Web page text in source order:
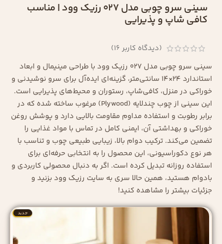
سینی سرو چوبی مدل 027 رزیک وود | مناسب
کافی شاپ و پذیرایی
(دیدگاه کاربر 16
)
سینی سرو چوبی مدل 027 رزیک وود با طراحی مینیمال و ابعاد
استاندارد 24×14 سانتی‌متر، گزینه‌ای ایده‌آل برای سرو نوشیدنی و
خوراکی در منزل، کافی‌شاپ، رستوران و محیط‌های پذیرایی است.
این سینی از چوب چندلایه (Plywood) مرغوب ساخته شده که در
برابر رطوبت و استفاده مداوم مقاومت بالایی دارد و پوشش روغن
خوراکی و بهداشتی آن، ایمنی کامل در تماس با مواد غذایی را
تضمین می‌کند. ترکیب دوام بالا، زیبایی طبیعی چوب و تناسب با
هر نوع دکوراسیونی، این محصول را به انتخابی حرفه‌ای برای
استفاده روزانه تبدیل کرده است. اگر به دنبال محصولی کاربردی و
بادوام هستید، همین حالا سری به سایت رزیک وود بزنید و
جزئیات بیشتر را مشاهده کنید!
جدید